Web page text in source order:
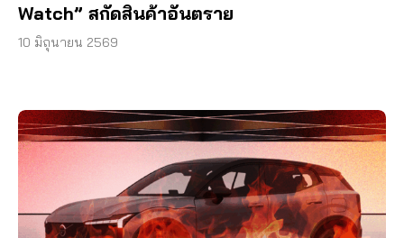
Watch” สกัดสินค้าอันตราย
10 มิถุนายน 2569